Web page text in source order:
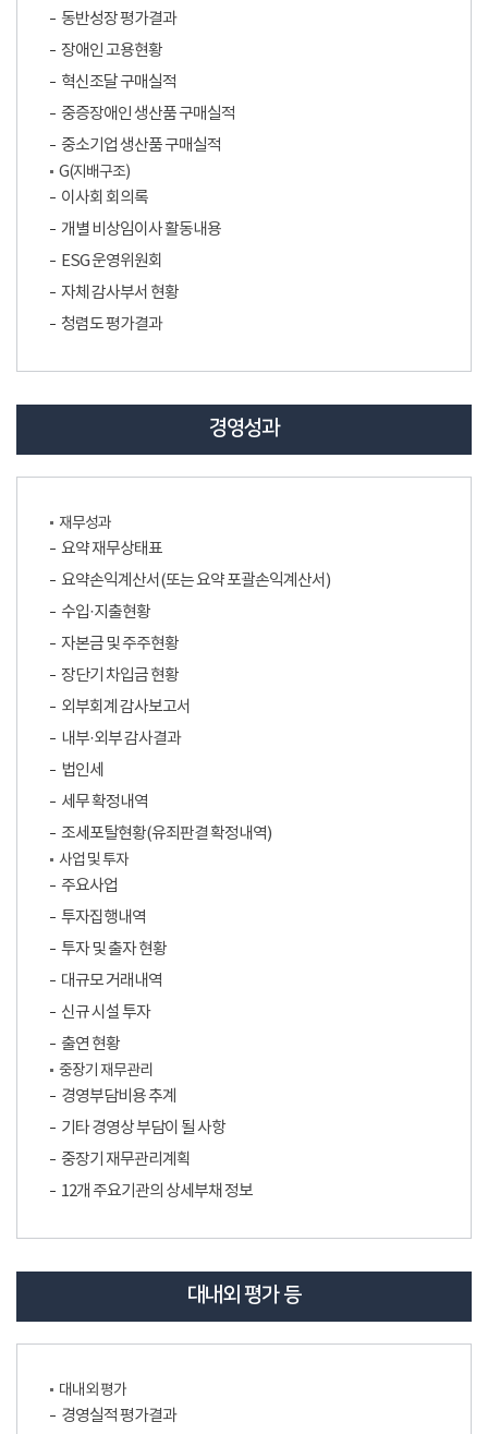
동반성장 평가결과
장애인 고용현황
혁신조달 구매실적
중증장애인 생산품 구매실적
중소기업 생산품 구매실적
G(지배구조)
이사회 회의록
개별 비상임이사 활동내용
ESG 운영위원회
자체 감사부서 현황
청렴도 평가결과
경영성과
재무성과
요약 재무상태표
요약손익계산서(또는 요약 포괄손익계산서)
수입·지출현황
자본금 및 주주현황
장단기 차입금 현황
외부회계 감사보고서
내부·외부 감사결과
법인세
세무 확정내역
조세포탈현황(유죄판결 확정내역)
사업 및 투자
주요사업
투자집행내역
투자 및 출자 현황
대규모 거래내역
신규 시설 투자
출연 현황
중장기 재무관리
경영부담비용 추계
기타 경영상 부담이 될 사항
중장기 재무관리계획
12개 주요기관의 상세부채 정보
대내외 평가 등
대내외 평가
경영실적 평가결과